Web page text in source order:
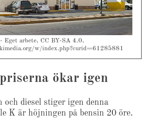
Eget arbete, CC BY-SA 4.0,
w/index.php?curid=61285881
ökar igen
och diesel stiger igen denna
K är höjningen på bensin 20 öre.